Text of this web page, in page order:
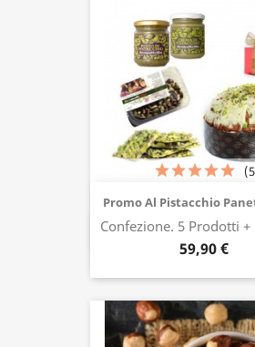
Promo Al Pistacchio
Confezione. 5 Prodotti +
59,90 €
Acquista ora